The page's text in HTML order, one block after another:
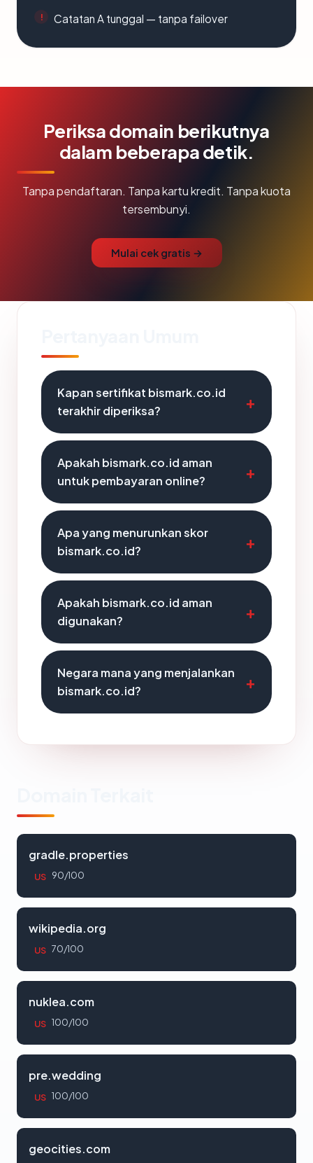
Catatan A tunggal — tanpa failover
Periksa domain berikutnya
dalam beberapa detik.
Tanpa pendaftaran. Tanpa kartu kredit. Tanpa kuota
tersembunyi.
Mulai cek gratis →
Kapan sertifikat bismark.co.id
terakhir diperiksa?
Apakah bismark.co.id aman
untuk pembayaran online?
Apa yang menurunkan skor
bismark.co.id?
Apakah bismark.co.id aman
digunakan?
Negara mana yang menjalankan
bismark.co.id?
gradle.properties
US 90/100
wikipedia.org
US 70/100
nuklea.com
US 100/100
pre.wedding
US 100/100
geocities.com